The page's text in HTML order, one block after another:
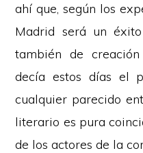
ahí que, según los
Madrid será un
también de
decía estos días el
cualquier parecido
literario es pura
de los actores de la